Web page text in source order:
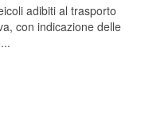
adibiti al trasporto
con indicazione delle